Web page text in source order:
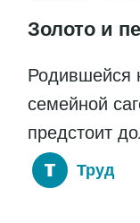
Золото и
Родившейся
семейной
предстоит
Труд